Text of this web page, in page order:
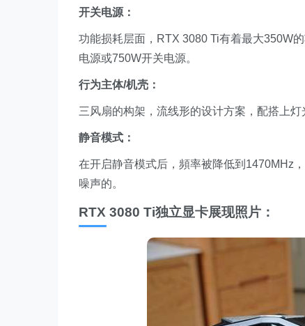
开关电源：
功能损耗层面，RTX 3080 Ti有着最大350W
电源或750W开关电源。
行为主体/机壳：
三风扇的构架，流线形的设计方案，配搭上
静音模式 ：
在开启静音模式后，頻率被降低到1470MHz
噪声的。
RTX 3080 Ti独立显卡展现照片：